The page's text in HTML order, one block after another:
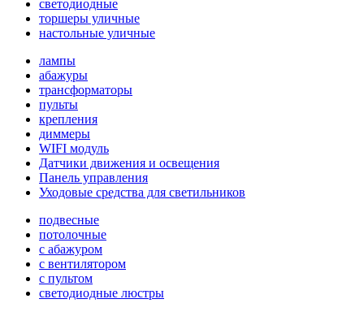
светодиодные
торшеры уличные
настольные уличные
лампы
абажуры
трансформаторы
пульты
крепления
диммеры
WIFI модуль
Датчики движения и освещения
Панель управления
Уходовые средства для светильников
подвесные
потолочные
с абажуром
с вентилятором
с пультом
светодиодные люстры